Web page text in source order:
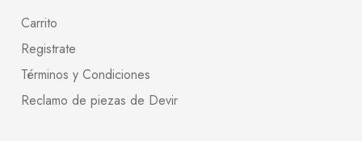
Carrito
Registrate
Términos y Condiciones
Reclamo de piezas de Devir